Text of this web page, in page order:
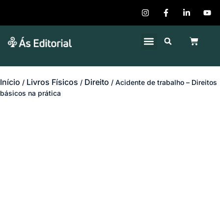
Início / Livros Físicos / Direito / Acidente de trabalho – Direitos
básicos na prática